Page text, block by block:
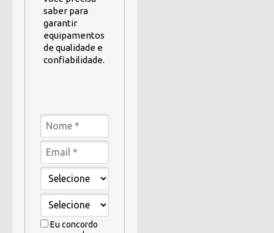
saber para
garantir
equipamentos
de qualidade e
confiabilidade.
Eu concordo